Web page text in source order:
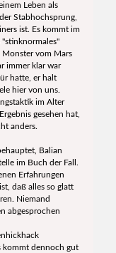
Leben als
Stabhochsprung,
ist. Es kommt im
vom Mars
immer klar war
hatte, er halt
hier von uns.
im Alter
gesehen hat,
anders.
Balian
im Buch der Fall.
Erfahrungen
daß alles so glatt
Niemand
abgesprochen
kommt dennoch gut